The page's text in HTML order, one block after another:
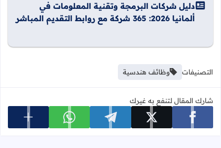
دليل شركات البرمجة وتقنية المعلومات في
ألمانيا 2026: 365 شركة مع روابط التقديم المباشر
التصنيفات وظائف هندسية
شارك المقال لتنفع به غيرك
شارك على facebook شارك على x شارك على telegram شارك على whatsapp عرض